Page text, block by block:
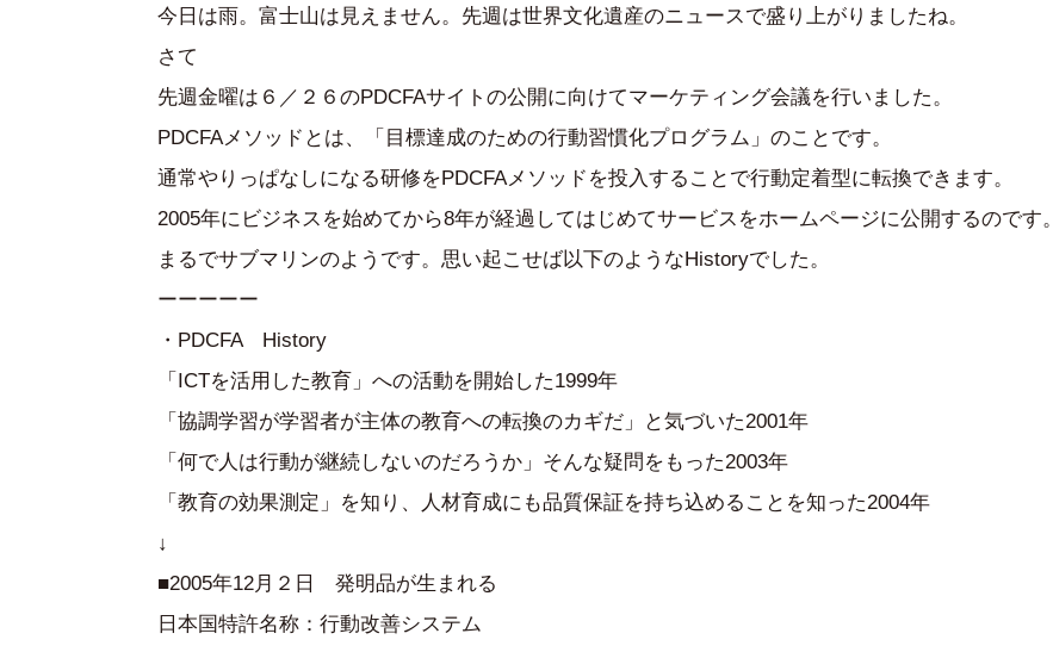
今日は雨。富士山は見えません。先週は世界文化遺産のニュースで盛り上がりましたね。
さて
先週金曜は６／２６のPDCFAサイトの公開に向けてマーケティング会議を行いました。
PDCFAメソッドとは、「目標達成のための行動習慣化プログラム」のことです。
通常やりっぱなしになる研修をPDCFAメソッドを投入することで行動定着型に転換できます。
2005年にビジネスを始めてから8年が経過してはじめてサービスをホームページに公開するのです。
まるでサブマリンのようです。思い起こせば以下のようなHistoryでした。
ーーーーー
・PDCFA History
「ICTを活用した教育」への活動を開始した1999年
「協調学習が学習者が主体の教育への転換のカギだ」と気づいた2001年
「何で人は行動が継続しないのだろうか」そんな疑問をもった2003年
「教育の効果測定」を知り、人材育成にも品質保証を持ち込めることを知った2004年
↓
■2005年12月２日 発明品が生まれる
日本国特許名称：行動改善システム